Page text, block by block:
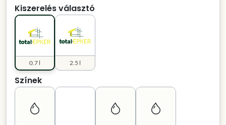
Kiszerelés választó
0.7 l 2.5 l
Színek